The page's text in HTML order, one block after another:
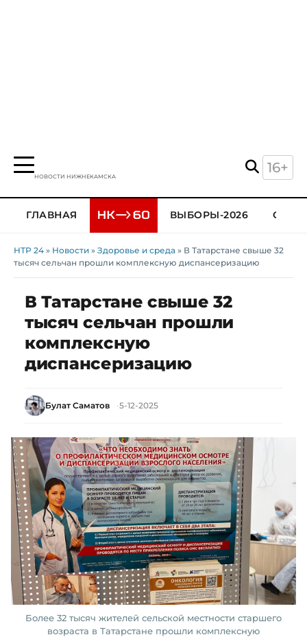
НОВОСТИ НИЖНЕКАМСКА
16+
ГЛАВНАЯ ВЫБОРЫ-2026
НТР 24 » Новости » Здоровье и среда » В Татарстане свыше 32
тысяч сельчан прошли комплексную диспансеризацию
В Татарстане свыше 32
тысяч сельчан прошли
комплексную
диспансеризацию
Булат Саматов 5-12-2025
Более 32 тысяч жителей сельской местности старшего
возраста в Татарстане прошли комплексную